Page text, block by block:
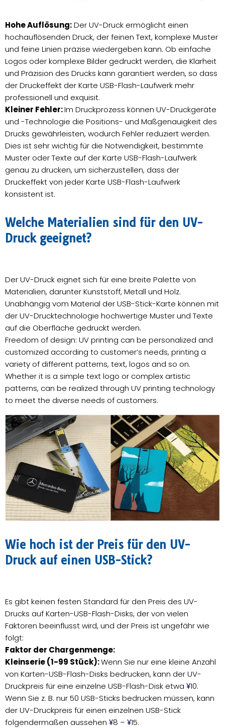
Hohe Auflösung:Der UV-Druck ermöglicht einen
hochauflösenden Druck, der feinen Text, komplexe Muster
und feine Linien präzise wiedergeben kann. Ob einfache
Logos oder komplexe Bilder gedruckt werden, die Klarheit
und Präzision des Drucks kann garantiert werden, so dass
der Druckeffekt der Karte USB-Flash-Laufwerk mehr
professionell und exquisit.
Kleiner Fehler:Im Druckprozess können UV-Druckgeräte
und -Technologie die Positions- und Maßgenauigkeit des
Drucks gewährleisten, wodurch Fehler reduziert werden.
Dies ist sehr wichtig für die Notwendigkeit, bestimmte
Muster oder Texte auf der Karte USB-Flash-Laufwerk
genau zu drucken, um sicherzustellen, dass der
Druckeffekt von jeder Karte USB-Flash-Laufwerk
konsistent ist.
Welche Materialien sind für den UV-
Druck geeignet?
Der UV-Druck eignet sich für eine breite Palette von
Materialien, darunter Kunststoff, Metall und Holz.
Unabhängig vom Material der USB-Stick-Karte können mit
der UV-Drucktechnologie hochwertige Muster und Texte
auf die Oberfläche gedruckt werden.
Freedom of design: UV printing can be personalized and
customized according to customer’s needs, printing a
variety of different patterns, text, logos and so on.
Whether it is a simple text logo or complex artistic
patterns, can be realized through UV printing technology
to meet the diverse needs of customers.
Wie hoch ist der Preis für den UV-
Druck auf einen USB-Stick?
Es gibt keinen festen Standard für den Preis des UV-
Drucks auf Karten-USB-Flash-Disks, der von vielen
Faktoren beeinflusst wird, und der Preis ist ungefähr wie
folgt:
Faktor der Chargenmenge:
Kleinserie (1-99 Stück):Wenn Sie nur eine kleine Anzahl
von Karten-USB-Flash-Disks bedrucken, kann der UV-
Druckpreis für eine einzelne USB-Flash-Disk etwa ¥10.
Wenn Sie z. B. nur 50 USB-Sticks bedrucken müssen, kann
der UV-Druckpreis für einen einzelnen USB-Stick
folgendermaßen aussehen ¥8 – ¥15.